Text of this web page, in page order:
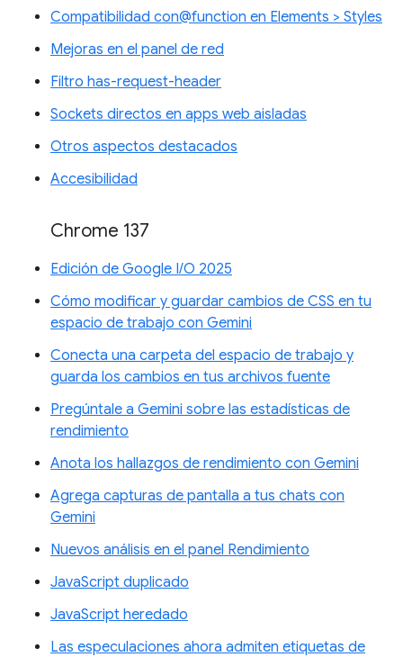
Compatibilidad con@function en Elements > Styles
Mejoras en el panel de red
Filtro has-request-header
Sockets directos en apps web aisladas
Otros aspectos destacados
Accesibilidad
Chrome 137
Edición de Google I/O 2025
Cómo modificar y guardar cambios de CSS en tu
espacio de trabajo con Gemini
Conecta una carpeta del espacio de trabajo y
guarda los cambios en tus archivos fuente
Pregúntale a Gemini sobre las estadísticas de
rendimiento
Anota los hallazgos de rendimiento con Gemini
Agrega capturas de pantalla a tus chats con
Gemini
Nuevos análisis en el panel Rendimiento
JavaScript duplicado
JavaScript heredado
Las especulaciones ahora admiten etiquetas de